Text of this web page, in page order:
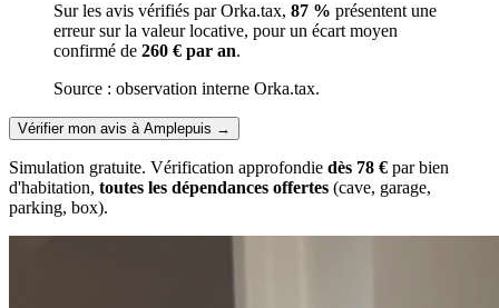
Sur les avis vérifiés par Orka.tax, 87 % présentent une
erreur sur la valeur locative, pour un écart moyen
confirmé de 260 € par an.
Source : observation interne Orka.tax.
Vérifier mon avis à Amplepuis →
Simulation gratuite. Vérification approfondie dès 78 € par bien
d'habitation, toutes les dépendances offertes (cave, garage,
parking, box).